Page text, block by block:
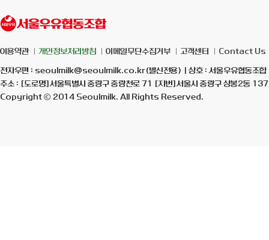
이용약관 개인정보처리방침 이메일무단수집거부 고객센터 Contact Us
전자우편 : seoulmilk@seoulmilk.co.kr(발신전용) | 상호 : 서울우유협동조합 |
주소 : [도로명]서울특별시 중랑구 중랑천로 71 [지번]서울시 중랑구 상봉2
Copyright ⓒ 2014 Seoulmilk. All Rights Reserved.